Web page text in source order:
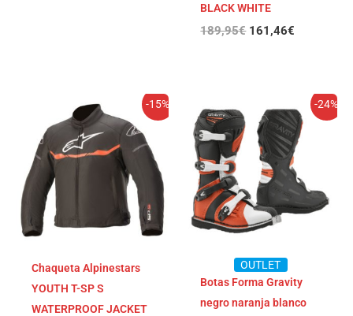
BLACK WHITE
189,95€ 161,46€
-15%
Chaqueta Alpinestars
YOUTH T-SP S
WATERPROOF JACKET
precio
original
era:
189,95€.
precio
actual
es:
161,46€.
-24%
OUTLET
Botas Forma Gravity
negro naranja blanco
precio
original
era:
199,90€.
precio
actual
es: